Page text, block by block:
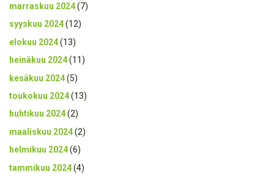
marraskuu 2024(7)
syyskuu 2024(12)
elokuu 2024(13)
heinäkuu 2024(11)
kesäkuu 2024(5)
toukokuu 2024(13)
huhtikuu 2024(2)
maaliskuu 2024(2)
helmikuu 2024(6)
tammikuu 2024(4)